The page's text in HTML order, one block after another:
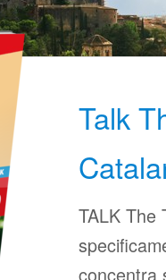
Talk
TALK The
concentra